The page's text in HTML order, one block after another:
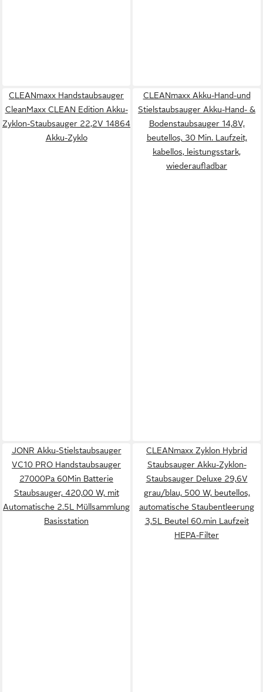
CLEANmaxx Handstaubsauger
CleanMaxx CLEAN Edition Akku-
Zyklon-Staubsauger 22,2V 14864
Akku-Zyklo
CLEANmaxx Akku-Hand-und
Stielstaubsauger Akku-Hand- &
Bodenstaubsauger 14,8V,
beutellos, 30 Min. Laufzeit,
kabellos, leistungsstark,
wiederaufladbar
JONR Akku-Stielstaubsauger
VC10 PRO Handstaubsauger
27000Pa 60Min Batterie
Staubsauger, 420,00 W, mit
Automatische 2.5L Müllsammlung
Basisstation
CLEANmaxx Zyklon Hybrid
Staubsauger Akku-Zyklon-
Staubsauger Deluxe 29,6V
grau/blau, 500 W, beutellos,
automatische Staubentleerung
3,5L Beutel 60.min Laufzeit
HEPA-Filter